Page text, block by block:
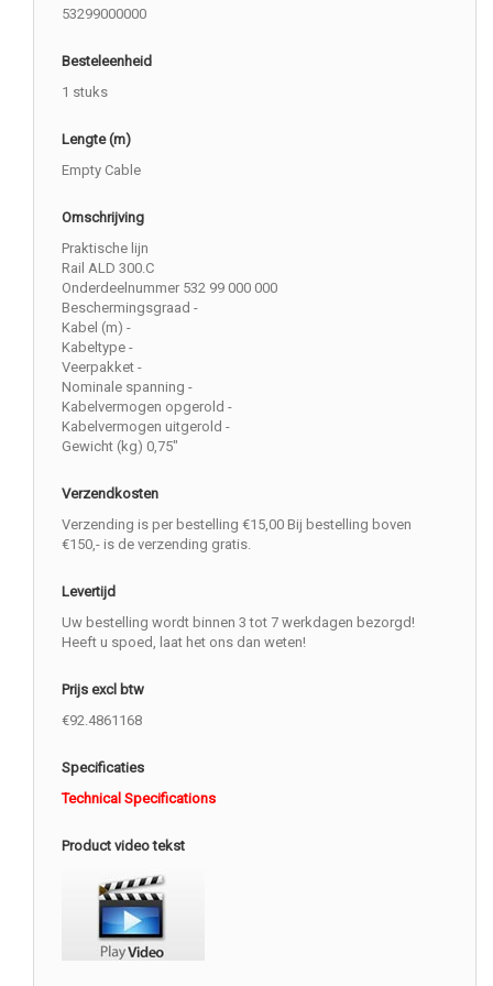
53299000000
Besteleenheid
1 stuks
Lengte (m)
Empty Cable
Omschrijving
Praktische lijn
Rail ALD 300.C
Onderdeelnummer 532 99 000 000
Beschermingsgraad -
Kabel (m) -
Kabeltype -
Veerpakket -
Nominale spanning -
Kabelvermogen opgerold -
Kabelvermogen uitgerold -
Gewicht (kg) 0,75"
Verzendkosten
Verzending is per bestelling €15,00 Bij bestelling boven
€150,- is de verzending gratis.
Levertijd
Uw bestelling wordt binnen 3 tot 7 werkdagen bezorgd!
Heeft u spoed, laat het ons dan weten!
Prijs excl btw
€92.4861168
Specificaties
Technical Specifications
Product video tekst